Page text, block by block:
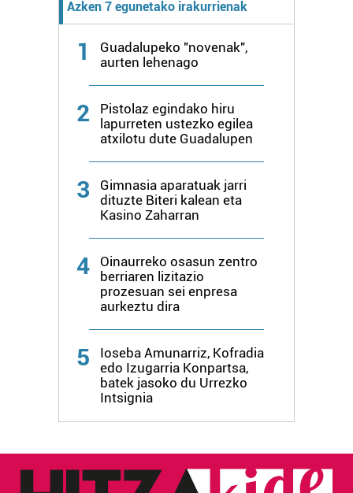
Azken 7 egunetako irakurrienak
1
Guadalupeko "novenak",
aurten lehenago
2
Pistolaz egindako hiru
lapurreten ustezko egilea
atxilotu dute Guadalupen
3
Gimnasia aparatuak jarri
dituzte Biteri kalean eta
Kasino Zaharran
4
Oinaurreko osasun zentro
berriaren lizitazio
prozesuan sei enpresa
aurkeztu dira
5
Ioseba Amunarriz, Kofradia
edo Izugarria Konpartsa,
batek jasoko du Urrezko
Intsignia